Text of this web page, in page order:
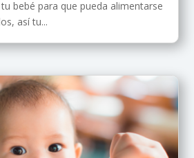
bebé para que pueda alimentarse
así tu...